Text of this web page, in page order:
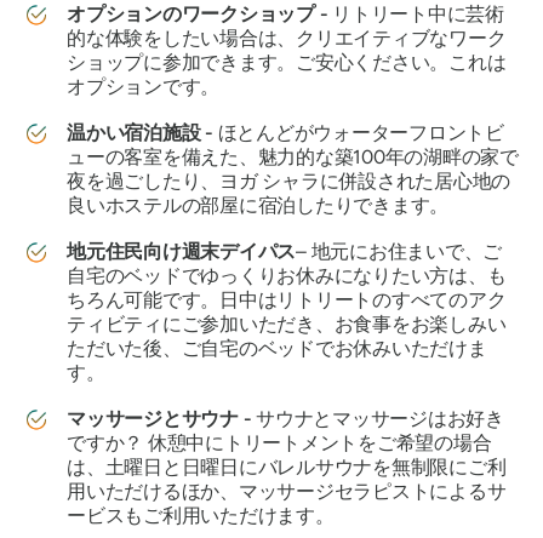
オプションのワークショップ - リトリート中に芸術
的な体験をしたい場合は、クリエイティブなワーク
ショップに参加できます。ご安心ください。これは
オプションです。
温かい宿泊施設 - ほとんどがウォーターフロントビ
ューの客室を備えた、魅力的な築100年の湖畔の家で
夜を過ごしたり、ヨガ シャラに併設された居心地の
良いホステルの部屋に宿泊したりできます。
地元住民向け週末デイパス– 地元にお住まいで、ご
自宅のベッドでゆっくりお休みになりたい方は、も
ちろん可能です。日中はリトリートのすべてのアク
ティビティにご参加いただき、お食事をお楽しみい
ただいた後、ご自宅のベッドでお休みいただけま
す。
マッサージとサウナ - サウナとマッサージはお好き
ですか？ 休憩中にトリートメントをご希望の場合
は、土曜日と日曜日にバレルサウナを無制限にご利
用いただけるほか、マッサージセラピストによるサ
ービスもご利用いただけます。